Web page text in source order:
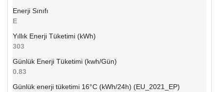
Enerji Sınıfı
E
Yıllık Enerji Tüketimi (kWh)
303
Günlük Enerji Tüketimi (kwh/Gün)
0.83
Günlük enerji tüketimi 16°C (kWh/24h) (EU_2021_EP)